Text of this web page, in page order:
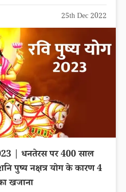
25th Dec 2022
| धनतेरस पर 400 साल
पुष्य नक्षत्र योग के कारण 4
खजाना